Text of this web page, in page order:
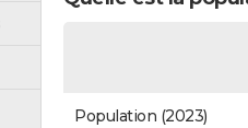
Population (2023)